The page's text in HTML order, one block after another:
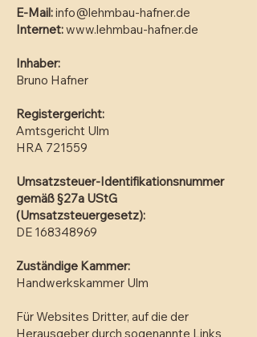
E-Mail:info@lehmbau-hafner.de
Internet:www.lehmbau-hafner.de
Inhaber:
Bruno Hafner
Registergericht:
Amtsgericht Ulm
HRA 721559
Umsatzsteuer-Identifikationsnummer
gemäß §27a UStG
(Umsatzsteuergesetz):
DE 168348969
Zuständige Kammer:
Handwerkskammer Ulm​
Für Websites Dritter, auf die der
Herausgeber durch sogenannte Links